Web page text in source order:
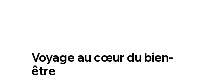
Voyage au cœur du bien-
être